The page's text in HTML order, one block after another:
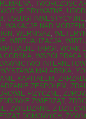
, TWÓRCZOŚĆ
PRYWATNE,
, USŁUGI INWESTYCYJNE
, WAKACJE NAD MORZEM
, WERNISAŻ,
, WIRTUALIZACJA,
TARGI , WORK-
GÓRSKA, WSPÓŁPRACA
WYSTAWA MALARSKA,
KAPITAŁEM ,
ZESPOŁEM ,
FIZYCZNE,
ZWIERZĄT,
, ZWIEDZANIE Z DZIEĆMI
DOMOWYCH,